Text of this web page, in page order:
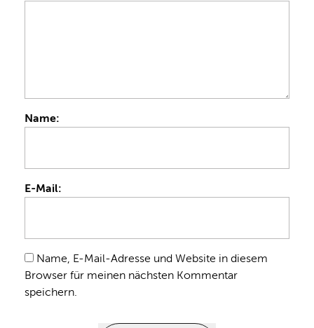
Name:
E-Mail:
Name, E-Mail-Adresse und Website in diesem
Browser für meinen nächsten Kommentar
speichern.